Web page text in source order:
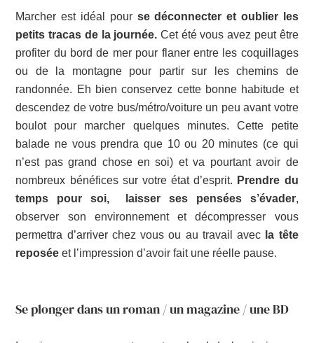
Marcher est idéal pour se déconnecter et oublier les
petits tracas de la journée. Cet été vous avez peut être
profiter du bord de mer pour flaner entre les coquillages
ou de la montagne pour partir sur les chemins de
randonnée. Eh bien conservez cette bonne habitude et
descendez de votre bus/métro/voiture un peu avant votre
boulot pour marcher quelques minutes. Cette petite
balade ne vous prendra que 10 ou 20 minutes (ce qui
n’est pas grand chose en soi) et va pourtant avoir de
nombreux bénéfices sur votre état d’esprit. Prendre du
temps pour soi, laisser ses pensées s’évader,
observer son environnement et décompresser vous
permettra d’arriver chez vous ou au travail avec la tête
reposée et l’impression d’avoir fait une réelle pause.
Se plonger dans un roman / un magazine / une BD